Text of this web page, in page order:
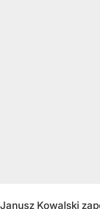
Janusz Kowalski